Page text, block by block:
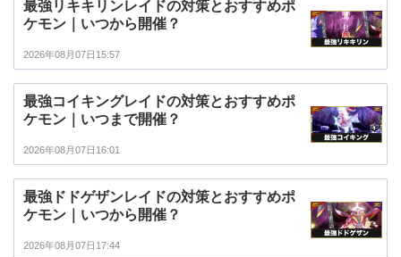
最強リキキリンレイドの対策とおすすめポ
ケモン｜いつから開催？
2026年08月07日15:57
最強コイキングレイドの対策とおすすめポ
ケモン｜いつまで開催？
2026年08月07日16:01
最強ドドゲザンレイドの対策とおすすめポ
ケモン｜いつから開催？
2026年08月07日17:44